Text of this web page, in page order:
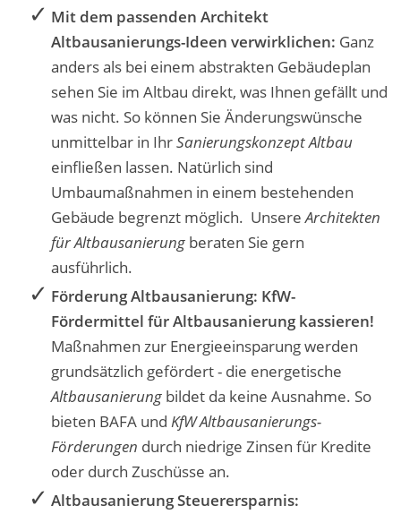
Mit dem passenden Architekt
Altbausanierungs-Ideen verwirklichen: Ganz
anders als bei einem abstrakten Gebäudeplan
sehen Sie im Altbau direkt, was Ihnen gefällt und
was nicht. So können Sie Änderungswünsche
unmittelbar in IhrSanierungskonzept Altbau
einfließen lassen. Natürlich sind
Umbaumaßnahmen in einem bestehenden
Gebäude begrenzt möglich. UnsereArchitekten
für Altbausanierung beraten Sie gern
ausführlich.
Förderung Altbausanierung: KfW-
Fördermittel für Altbausanierungkassieren!
Maßnahmen zur Energieeinsparung werden
grundsätzlich gefördert - die energetische
Altbausanierung bildet da keine Ausnahme. So
bieten BAFA und KfW Altbausanierungs-
Förderungen durch niedrige Zinsen für Kredite
oder durch Zuschüsse an.
Altbausanierung Steuerersparnis: